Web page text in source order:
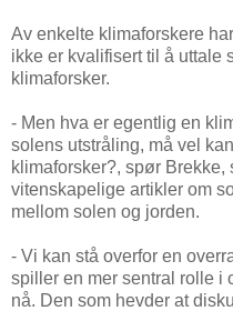
Av enkelte klimaforskere
ikke er kvalifisert til å uttale
klimaforsker.
- Men hva er egentlig en
solens utstråling, må vel
klimaforsker?, spør
vitenskapelige artikler om
mellom solen og jorden.
- Vi kan stå overfor en
spiller en mer sentral rolle i
nå. Den som hevder at